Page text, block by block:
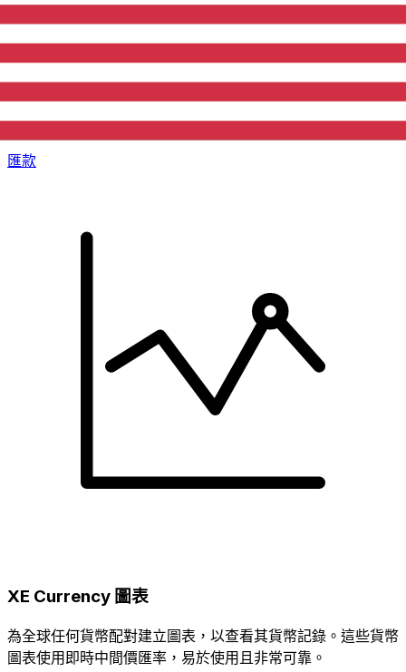
XE 國際匯款
快捷安全地上網匯款。即時追蹤和通知外加靈活的遞送和付款
選項。
匯款
XE Currency 圖表
為全球任何貨幣配對建立圖表，以查看其貨幣記錄。這些貨幣
圖表使用即時中間價匯率，易於使用且非常可靠。